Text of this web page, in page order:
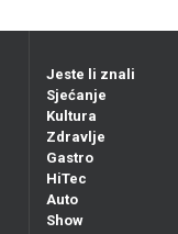
Jeste li znali
Sjećanje
Kultura
Zdravlje
Gastro
HiTec
Auto
Show